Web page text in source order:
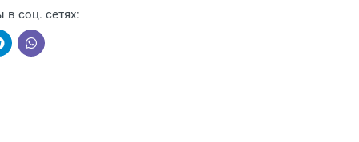
компаниями, поэтому легко и
в соц. сетях: